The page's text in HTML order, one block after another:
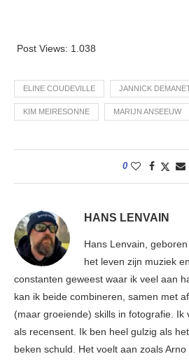
Post Views: 1.038
ELINE COUDEVILLE JANNICK
KIM MEIRESONNE MARIJN ANSEEUW
0
HANS LENVAIN
Hans Lenvain,
het leven zijn muziek
constanten geweest waar ik veel aan
kan ik beide combineren, samen met
(maar groeiende) skills in fotografie. Ik
als recensent. Ik ben heel gulzig als
beken schuld. Het voelt aan zoals